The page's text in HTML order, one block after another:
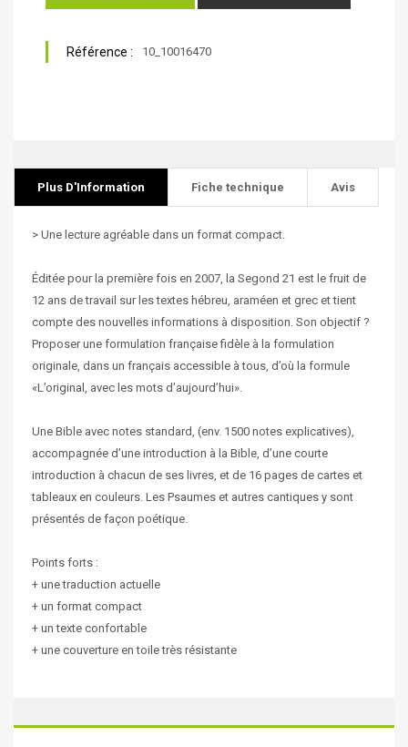
Référence : 10_10016470
Plus D'Information Fiche technique Avis
> Une lecture agréable dans un format compact.
Éditée pour la première fois en 2007, la Segond 21 est le fruit de
12 ans de travail sur les textes hébreu, araméen et grec et tient
compte des nouvelles informations à disposition. Son objectif ?
Proposer une formulation française fidèle à la formulation
originale, dans un français accessible à tous, d’où la formule
«L’original, avec les mots d’aujourd’hui».
Une Bible avec notes standard, (env. 1500 notes explicatives),
accompagnée d’une introduction à la Bible, d’une courte
introduction à chacun de ses livres, et de 16 pages de cartes et
tableaux en couleurs. Les Psaumes et autres cantiques y sont
présentés de façon poétique.
Points forts :
+ une traduction actuelle
+ un format compact
+ un texte confortable
+ une couverture en toile très résistante